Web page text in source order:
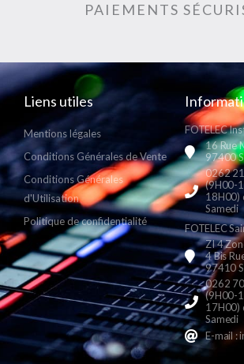
PAIEMENTS
Liens utiles
Mentions légales
Conditions Générales de Vente
Conditions Générales
d'Utilisation
Politique de confidentialité
FOTELEC
16 Rue
97400
0262
(9H00-
18H00)
Samedi
FOTELEC
ZI 4
4 Bis
97410
0262
(9H00-
17H00)
Samedi
E-mail :